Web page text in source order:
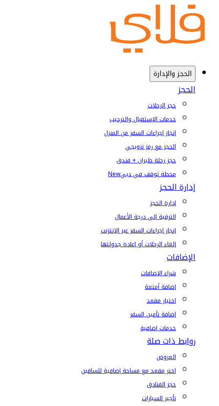
الحجز والإدارة
الحجز
حجز الرحلات
خدمات الإستقبال والترحيب
إنجاز إجراءات السفر من المنزل
الحجز مع رمز ترويجي
حجز رحلة طيران + فندق
محطة توقف في دبيNew
إدارة الحجز
إدارة الحجز
الترقية إلى درجة الأعمال
إنجاز إجراءات السفر عبر الإنترنت
إلغاء الرحلات أو إعادة جدولتها
الإضافات
شراء الإضافات
إضافة أمتعة
اختيار مقعد
إضافة تأمين السفر
خدمات إضافية
روابط ذات صلة
العروض
اختر مقعد مع مساحة إضافية للساقين
حجز الفنادق
تأجير السيارات